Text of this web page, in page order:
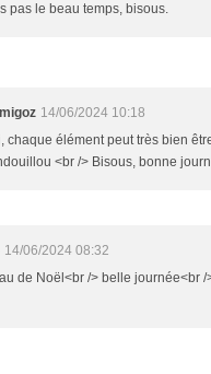
pas le beau temps, bisous.
14/06/2024 10:18
chaque élément peut très bien
<br /> Bisous, bonne
14/06/2024 08:32
de Noël<br /> belle journée<br /